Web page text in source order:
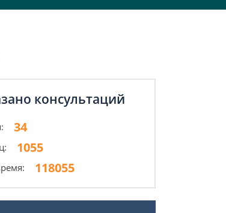
консультаций
34
1055
118055